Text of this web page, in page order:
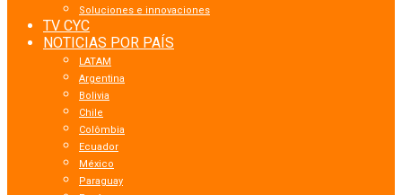
Soluciones e innovaciones
TV CYC
NOTICIAS POR PAÍS
LATAM
Argentina
Bolivia
Chile
Colômbia
Ecuador
México
Paraguay